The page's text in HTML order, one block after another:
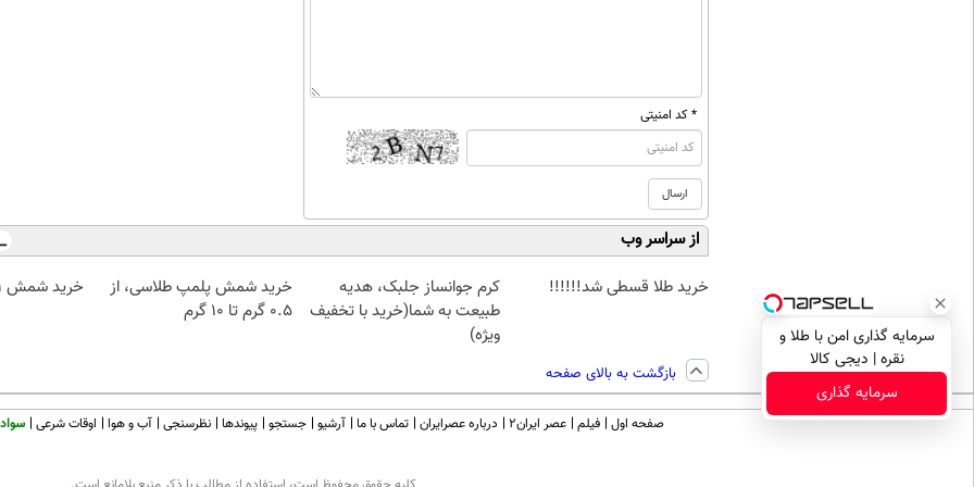
* کد امنیتی
از سراسر وب
خرید طلا قسطی شد!!!!!!
کرم جوانساز جلبک، هدیه
طبیعت به شما(خرید با تخفیف
ویژه)
خرید شمش پلمپ طلاسی، از
۰.۵ گرم تا ۱۰ گرم
خرید شمش 1 گرمی از طلاسی
بازگشت به بالای صفحه
سرمایه گذاری امن با طلا و
نقره | دیجی کالا
سرمایه گذاری
صفحه اول فیلم عصر ایران۲ درباره عصرایران تماس با ما آرشیو جستجو پیوندها نظرسنجی آب و هوا اوقات شرعی